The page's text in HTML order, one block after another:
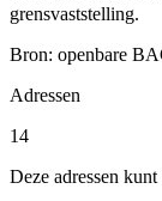
grensvaststelling.
Bron: openbare
Adressen
14
Deze adressen